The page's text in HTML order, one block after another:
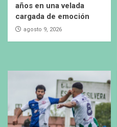
años en una velada
cargada de emoción
agosto 9, 2026